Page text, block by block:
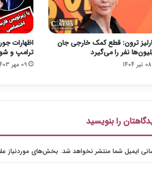
ترون: قطع کمک خارجی جان
نفر را می‌گیرد
08 تیر 1404
اظهارات
ترامپ و
09 مهر 1403
را بنویسید
ایمیل شما منتشر نخواهد شد. بخش‌های موردنیاز